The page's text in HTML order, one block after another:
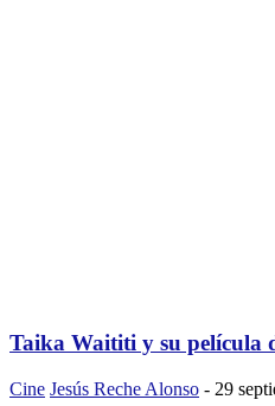
Taika Waititi y su película
Cine Jesús Reche Alonso - 29